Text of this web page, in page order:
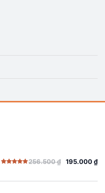
5 sao
256.500₫ 195.000₫